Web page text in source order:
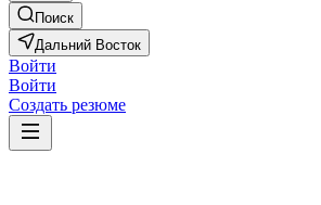
Поиск
Дальний Восток
Войти
Войти
Создать резюме